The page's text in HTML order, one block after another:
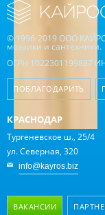
© 1996-2019 ООО
мозаики и сантехники.
ОГРН 1022301199887
ПОБЛАГОДАРИТЬ
КРАСНОДАР
Тургеневское ш., 25/4
ул. Северная, 320
info@kayros.biz
ВАКАНСИИ